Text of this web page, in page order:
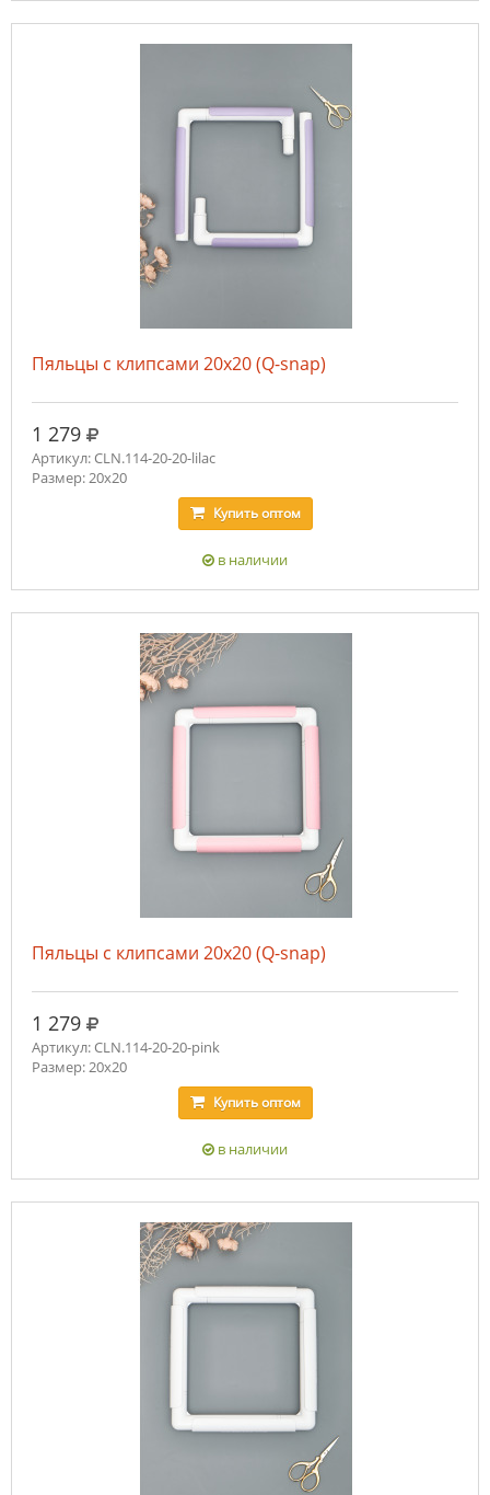
Пяльцы с клипсами 20х20 (Q-snap)
1 279 руб.
Артикул: CLN.114-20-20-lilac
Размер: 20х20
Купитьоптом
в наличии
Пяльцы с клипсами 20х20 (Q-snap)
1 279 руб.
Артикул: CLN.114-20-20-pink
Размер: 20х20
Купитьоптом
в наличии